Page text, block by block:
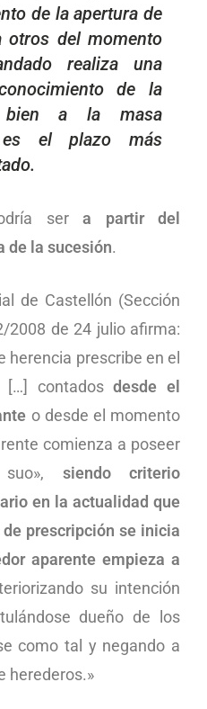
de la apertura de
otros del momento
realiza una
de la
bien a la masa
es el plazo más
sera partir del
de la sucesión.
de Castellón (Sección
2008 de 24 julio afirma:
herencia prescribe en el
[…] contadosdesde el
o desde el momento
comienza a poseer
siendo criterio
en la actualidad que
prescripción se inicia
aparente empieza a
su intención
dueño de los
como tal y negando a
herederos.»